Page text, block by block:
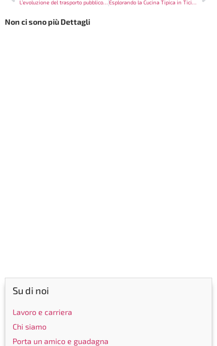
Non ci sono più Dettagli
Su di noi
Lavoro e carriera
Chi siamo
Porta un amico e guadagna